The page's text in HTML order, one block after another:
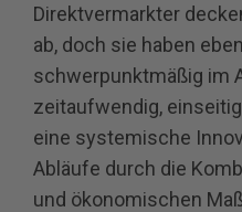
Direktvermarkter
ab, doch sie haben
schwerpunktmäßig im
zeitaufwendig,
eine systemische
Abläufe durch die
und ökonomischen